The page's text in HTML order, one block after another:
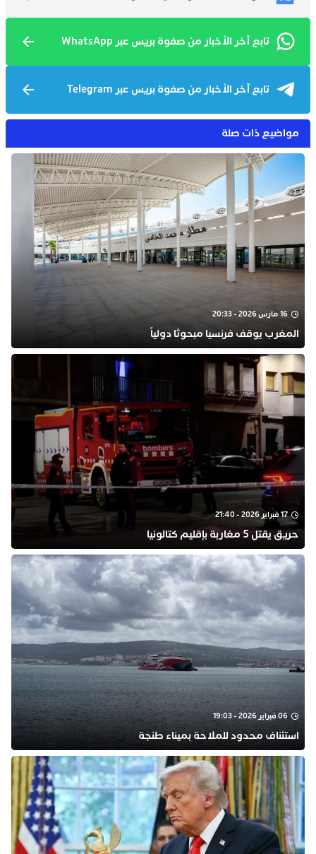
تابع آخر الأخبار من صفوة بريس عبر WhatsApp
تابع آخر الأخبار من صفوة بريس عبر Telegram
مواضيع ذات صلة
16 مارس 2026 - 20:33
المغرب يوقف فرنسيا مبحوثا دولياً
17 فبراير 2026 - 21:40
حريق يقتل 5 مغاربة بإقليم كتالونيا
06 فبراير 2026 - 19:03
استئناف محدود للملاحة بميناء طنجة